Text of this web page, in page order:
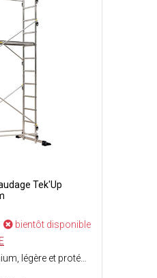
Tek'Up
bientôt disponible